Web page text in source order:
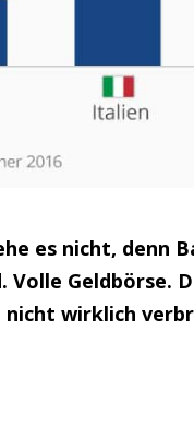
es nicht, denn
Geldbörse.
nicht wirklich